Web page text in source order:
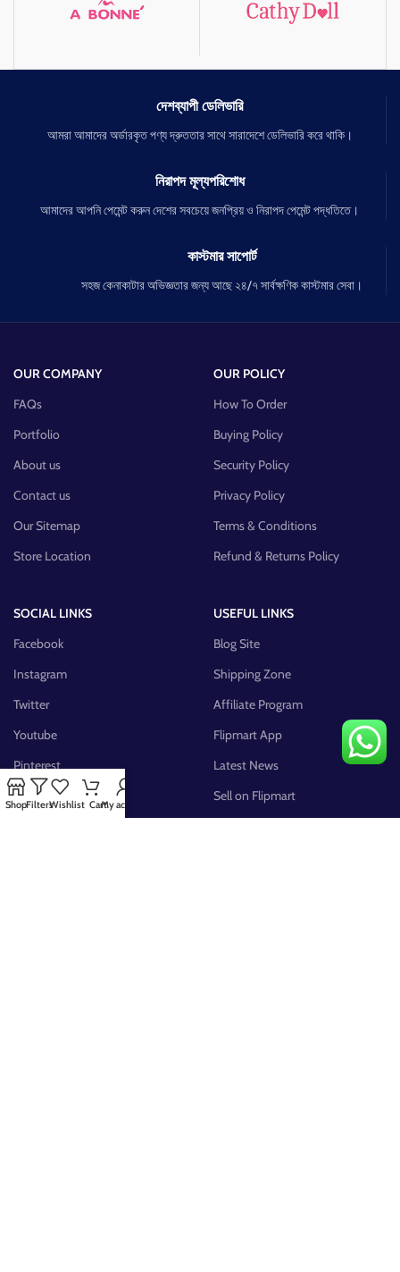
দেশব্যাপী ডেলিভারি
আমরা আমাদের অর্ডারকৃত পণ্য দ্রুততার সাথে সারাদেশে ডেলিভারি করে থাকি।
নিরাপদ মূল্যপরিশোধ
আমাদের আপনি পেমেন্ট করুন দেশের সবচেয়ে জনপ্রিয় ও নিরাপদ পেমেন্ট পদ্ধতিতে।
কাস্টমার সাপোর্ট
সহজ কেনাকাটার অভিজ্ঞতার জন্য আছে ২৪/৭ সার্বক্ষণিক কাস্টমার সেবা।
OUR COMPANY
FAQs
Portfolio
About us
Contact us
Our Sitemap
Store Location
OUR POLICY
How To Order
Buying Policy
Security Policy
Privacy Policy
Terms & Conditions
Refund & Returns Policy
SOCIAL LINKS
Facebook
Instagram
Twitter
Youtube
Pinterest
FB Group
USEFUL LINKS
Blog Site
Shipping Zone
Affiliate Program
Flipmart App
Latest News
Sell on Flipmart
ShopFiltersWishlist CartMy account